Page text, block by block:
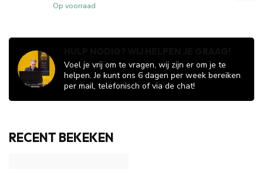
Op voorraad
Voel je vrij om te vragen, wij zijn er om je te
helpen. Je kunt ons 6 dagen per week bereiken
per mail, telefonisch of via de chat!
RECENT BEKEKEN